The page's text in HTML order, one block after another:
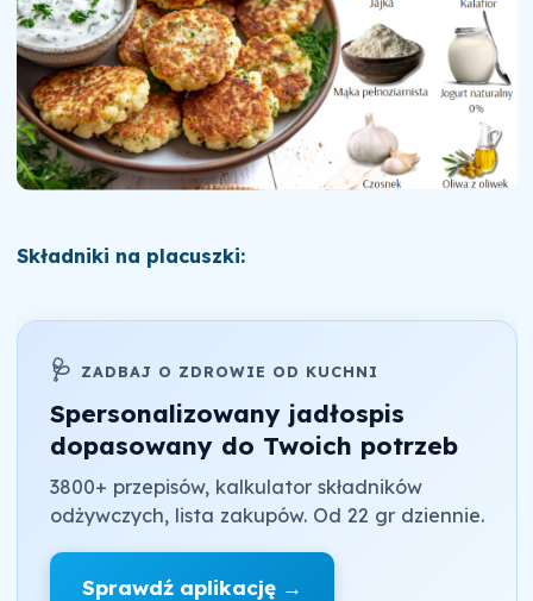
Składniki na placuszki:
🩺 ZADBAJ O ZDROWIE OD KUCHNI
Spersonalizowany jadłospis
dopasowany do Twoich potrzeb
3800+ przepisów, kalkulator składników
odżywczych, lista zakupów. Od 22 gr dziennie.
Sprawdź aplikację →